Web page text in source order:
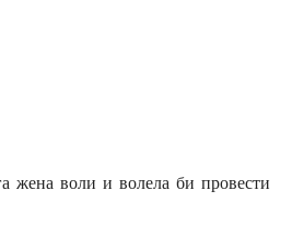
жена воли и волела би провести